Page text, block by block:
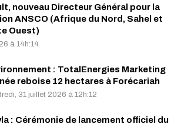
nouveau Directeur Général pour la
ANSCO (Afrique du Nord, Sahel et
Ouest)
à 14h:14
: TotalEnergies Marketing
reboise 12 hectares à Forécariah
31 juillet 2026 à 12h:12
: Cérémonie de lancement officiel du